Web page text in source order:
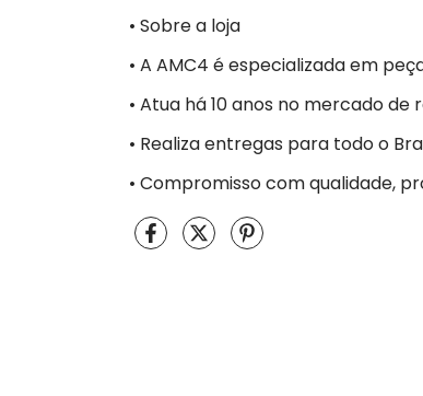
• Sobre a loja
• A AMC4 é especializada em
• Atua há 10 anos no mercado
• Realiza entregas para todo o
• Compromisso com qualidade,